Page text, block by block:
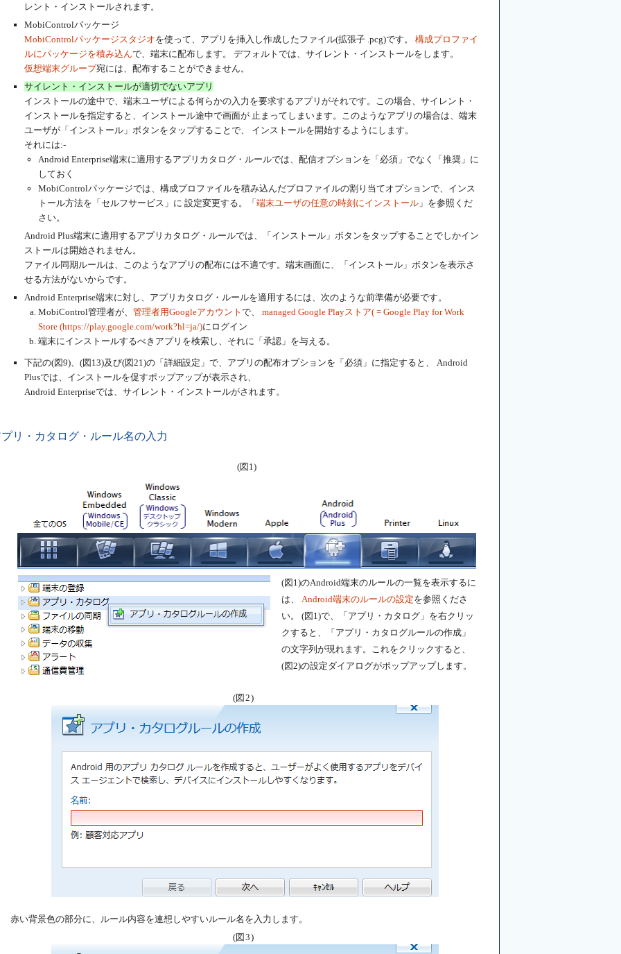
レント・インストールされます。
MobiControlパッケージ
MobiControlパッケージスタジオを使って、アプリを挿入し作成したファイル(拡張子 .pcg)です。 構成プロファイ
ルにパッケージを積み込んで、端末に配布します。 デフォルトでは、サイレント・インストールをします。
仮想端末グループ宛には、配布することができません。
サイレント・インストールが適切でないアプリ
インストールの途中で、端末ユーザによる何らかの入力を要求するアプリがそれです。この場合、サイレント・
インストールを指定すると、インストール途中で画面が 止まってしまいます。このようなアプリの場合は、端末
ユーザが「インストール」ボタンをタップすることで、 インストールを開始するようにします。
それには:-
Android Enterprise端末に適用するアプリカタログ・ルールでは、配信オプションを「必須」でなく「推奨」に
しておく
MobiControlパッケージでは、構成プロファイルを積み込んだプロファイルの割り当てオプションで、インス
トール方法を「セルフサービス」に 設定変更する。「 端末ユーザの任意の時刻にインストール」を参照くだ
さい。
Android Plus端末に適用するアプリカタログ・ルールでは、「インストール」ボタンをタップすることでしかイン
ストールは開始されません。
ファイル同期ルールは、このようなアプリの配布には不適です。端末画面に、「インストール」ボタンを表示さ
せる方法がないからです。
Android Enterprise端末に対し、アプリカタログ・ルールを適用するには、次のような前準備が必要です。
MobiControl管理者が、 管理者用Googleアカウント で、 managed Google Playストア( = Google Play for Work
Store (https://play.google.com/work?hl=ja/)にログイン
端末にインストールするべきアプリを検索し、それに「承認」を与える。
下記の(図9)、(図13)及び(図21)の「詳細設定」で、アプリの配布オプションを「必須」に指定すると、 Android
Plusでは、インストールを促すポップアップが表示され、
Android Enterpriseでは、サイレント・インストールがされます。
リ・カタログ・ルール名の入力
(図1)
(図1)のAndroid端末のルールの一覧を表示するに
は、 Android端末のルールの設定を参照くださ
い。 (図1)で、「アプリ・カタログ」を右クリッ
クすると、「アプリ・カタログルールの作成」
の文字列が現れます。これをクリックすると、
(図2)の設定ダイアログがポップアップします。
(図2)
赤い背景色の部分に、ルール内容を連想しやすいルール名を入力します。
(図3)